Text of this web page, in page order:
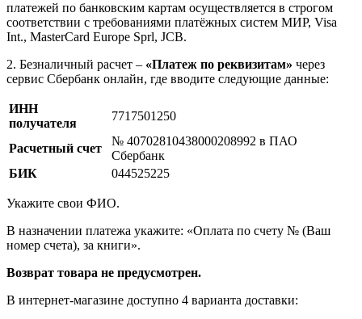
платежей по банковским картам осуществляется в строгом
соответствии с требованиями платёжных систем МИР, Visa
Int., MasterCard Europe Sprl, JCB.
2. Безналичный расчет – «Платеж по реквизитам» через
сервис Сбербанк онлайн, где вводите следующие данные:
ИНН
получателя
7717501250
Расчетный счет
№ 40702810438000208992 в ПАО
Сбербанк
БИК
044525225
Укажите свои ФИО.
В назначении платежа укажите: «Оплата по счету № (Ваш
номер счета), за книги».
Возврат товара не предусмотрен.
В интернет-магазине доступно 4 варианта доставки: